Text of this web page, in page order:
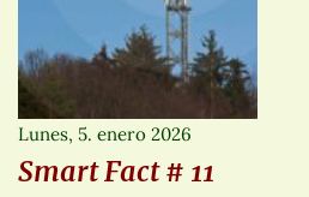
Lunes, 5. enero 2026
Smart Fact # 11